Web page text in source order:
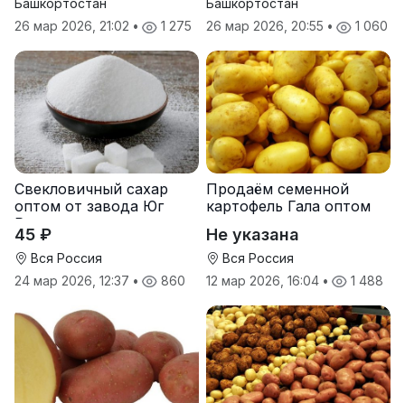
Башкортостан
26 мар 2026, 21:02 • 1 275
Башкортостан
26 мар 2026, 20:55 • 1 060
Свекловичный сахар
оптом от завода Юг
Руси
45 ₽
Вся Россия
24 мар 2026, 12:37 • 860
Продаём семенной
картофель Гала оптом
Не указана
Вся Россия
12 мар 2026, 16:04 • 1 488